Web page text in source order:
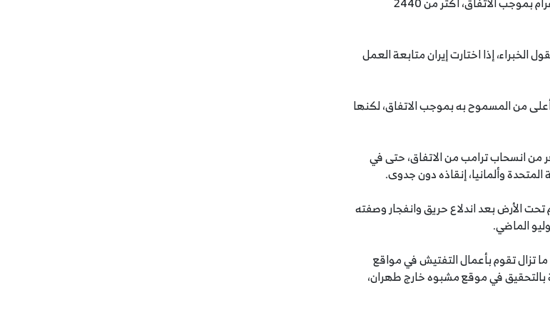
إذا اختارت إيران متابعة العمل
تصل إلى 4.5 بالمائة، وهي نسبة أعلى من المسموح به بموجب الاتفاق، لكنها
من انسحاب ترامب من الاتفاق، حتى في
وألمانيا، إنقاذه دون جدوى.
الأرض بعد اندلاع حريق وانفجار وصفته
الماضي.
ما تزال تقوم بأعمال التفتيش في مواقع
بالتحقيق في موقع مشبوه خارج طهران،